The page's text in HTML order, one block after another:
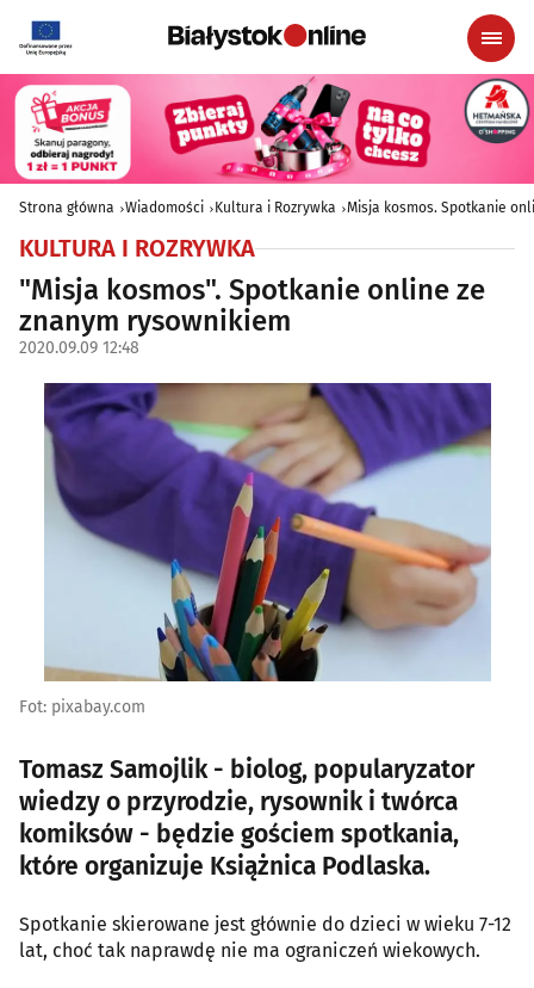
Strona główna Wiadomości Kultura i Rozrywka Misja kosmos. Spotkanie
KULTURA I ROZRYWKA
"Misja kosmos". Spotkanie online ze
znanym rysownikiem
2020.09.09 12:48
Fot: pixabay.com
Tomasz Samojlik - biolog, popularyzator
wiedzy o przyrodzie, rysownik i twórca
komiksów - będzie gościem spotkania,
które organizuje Książnica Podlaska.
Spotkanie skierowane jest głównie do dzieci w wieku 7-12
lat, choć tak naprawdę nie ma ograniczeń wiekowych.